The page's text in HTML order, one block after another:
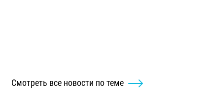
Смотреть все новости по теме